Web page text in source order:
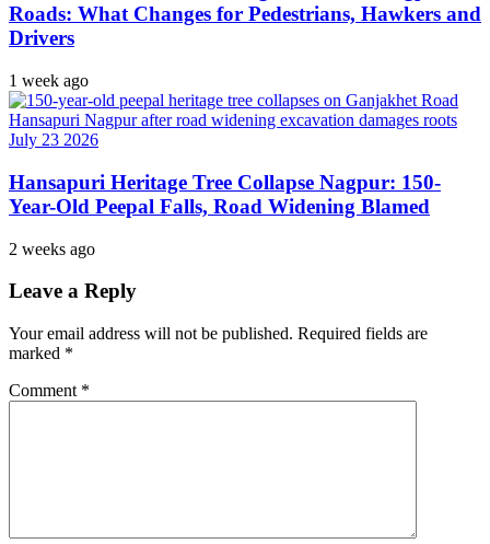
Roads: What Changes for Pedestrians, Hawkers and
Drivers
1 week ago
Hansapuri Heritage Tree Collapse Nagpur: 150-
Year-Old Peepal Falls, Road Widening Blamed
2 weeks ago
Leave a Reply
Your email address will not be published. Required fields are
marked *
Comment *